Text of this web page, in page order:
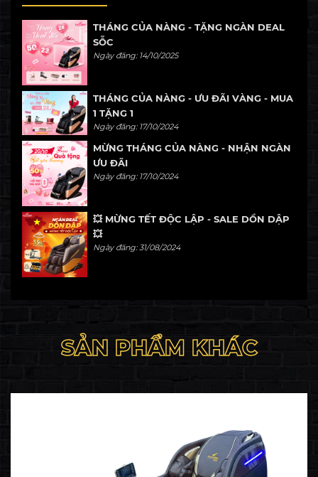
đầu năm 2022.
THÁNG CỦA NÀNG - TẶNG NGÀN DEAL
SỖC
Ngày đăng: 14/10/2025
THÁNG CỦA NÀNG - ƯU ĐÃI VÀNG - MUA
1 TẶNG 1
Ngày đăng: 17/10/2024
MỪNG THÁNG CỦA NÀNG - NHẬN NGÀN
ƯU ĐÃI
Ngày đăng: 17/10/2024
💥 MỪNG TẾT ĐỘC LẬP - SALE DỒN DẬP
💥
Ngày đăng: 31/08/2024
SẢN PHẨM KHÁC